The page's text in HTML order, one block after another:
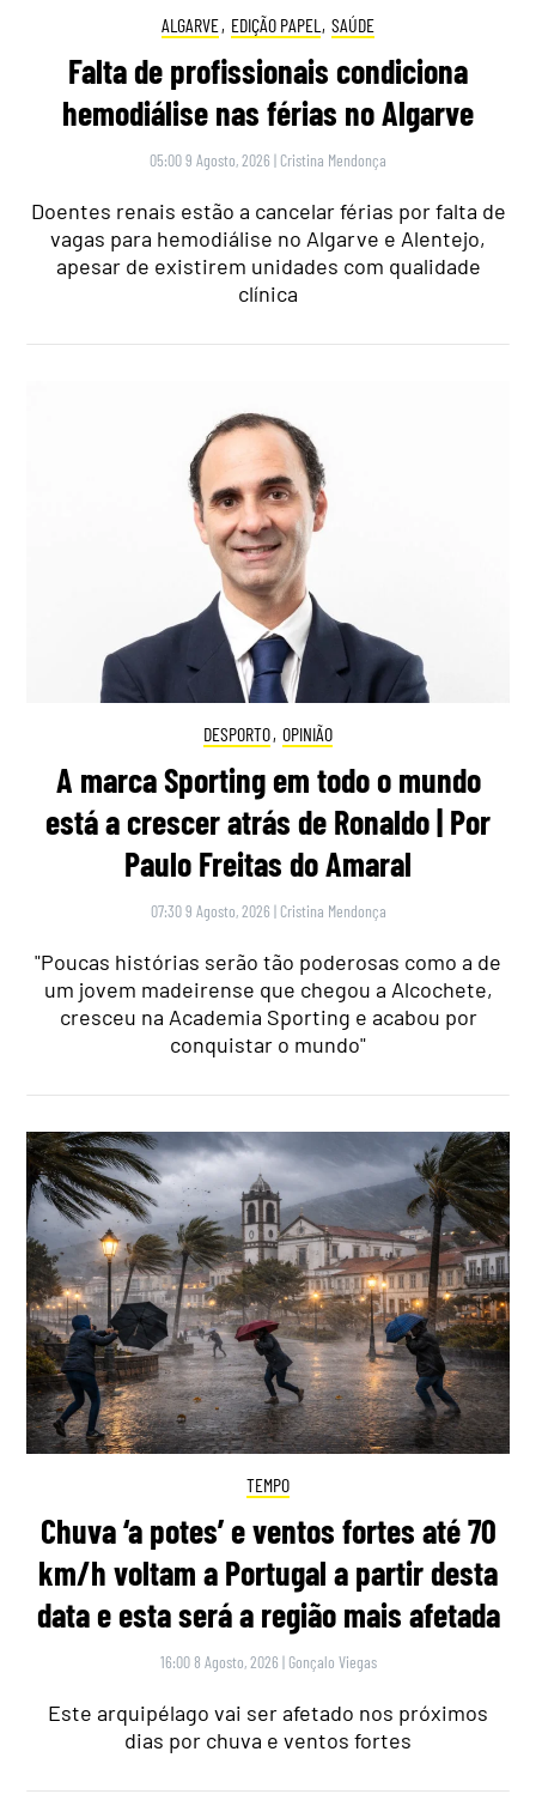
ALGARVE, EDIÇÃO PAPEL , SAÚDE
Falta de profissionais condiciona
hemodiálise nas férias no Algarve
05:00 9 Agosto, 2026 | Cristina Mendonça
Doentes renais estão a cancelar férias por falta de
vagas para hemodiálise no Algarve e Alentejo,
apesar de existirem unidades com qualidade
clínica
DESPORTO, OPINIÃO
A marca Sporting em todo o mundo
está a crescer atrás de Ronaldo | Por
Paulo Freitas do Amaral
07:30 9 Agosto, 2026 | Cristina Mendonça
"Poucas histórias serão tão poderosas como a de
um jovem madeirense que chegou a Alcochete,
cresceu na Academia Sporting e acabou por
conquistar o mundo"
TEMPO
Chuva ‘a potes’ e ventos fortes até 70
km/h voltam a Portugal a partir desta
data e esta será a região mais afetada
16:00 8 Agosto, 2026 | Gonçalo Viegas
Este arquipélago vai ser afetado nos próximos
dias por chuva e ventos fortes